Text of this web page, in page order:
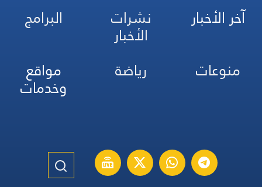
آخر الأخبار نشرات
الأخبار
البرامج
منوعات
رياضة مواقع
وخدمات